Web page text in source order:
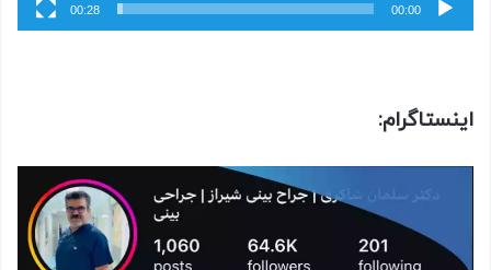
00:00
00:28
اینستاگرام: